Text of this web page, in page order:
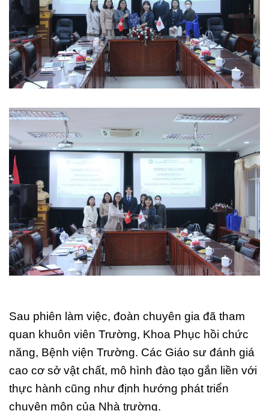
Sau phiên làm việc, đoàn chuyên gia đã tham
quan khuôn viên Trường, Khoa Phục hồi chức
năng, Bệnh viện Trường. Các Giáo sư đánh giá
cao cơ sở vật chất, mô hình đào tạo gắn liền với
thực hành cũng như định hướng phát triển
chuyên môn của Nhà trường.